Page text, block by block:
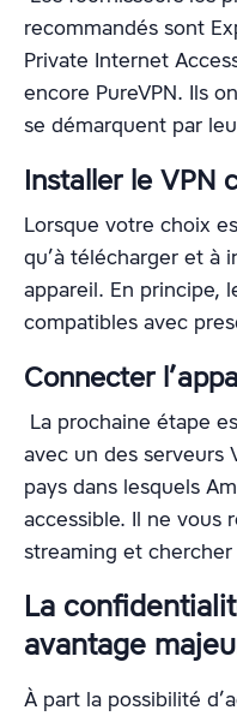
recommandés sont
Private Internet
encore PureVPN. Ils
se démarquent par
Installer le VPN
Lorsque votre choix
qu’à télécharger et à
appareil. En principe,
compatibles avec
Connecter
La prochaine étape
avec un des serveurs
pays dans lesquels
accessible. Il ne vous
streaming et
La
avantage
À part la possibilité